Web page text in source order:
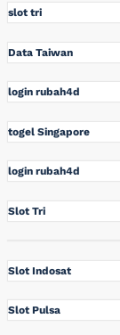
slot tri
Data Taiwan
login rubah4d
togel Singapore
login rubah4d
Slot Tri
Slot Indosat
Slot Pulsa